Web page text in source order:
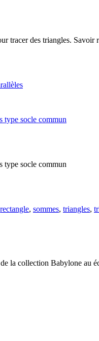
tracer des triangles.
type socle commun
type socle commun
rectangle, sommes, triangles,
la collection Babylone au